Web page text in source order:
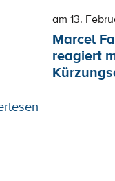
am 13.
Marcel
reagiert